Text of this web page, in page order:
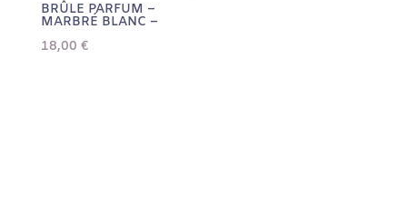
BRÛLE PARFUM –
MARBRÉ BLANC –
18,00 €